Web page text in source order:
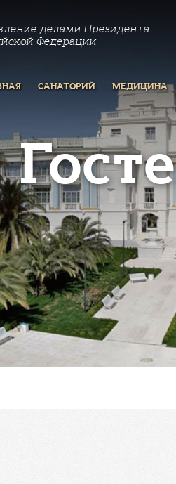
делами Президента
Федерации
САНАТОРИЙ МЕДИЦИНА